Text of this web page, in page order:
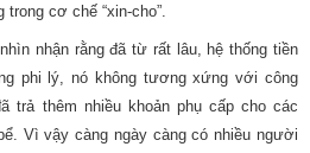
cơ chế “xin-cho”.
nhận rằng đã từ rất lâu, hệ thống tiền
phi lý, nó không tương xứng với công
trả thêm nhiều khoản phụ cấp cho các
Vì vậy càng ngày càng có nhiều người